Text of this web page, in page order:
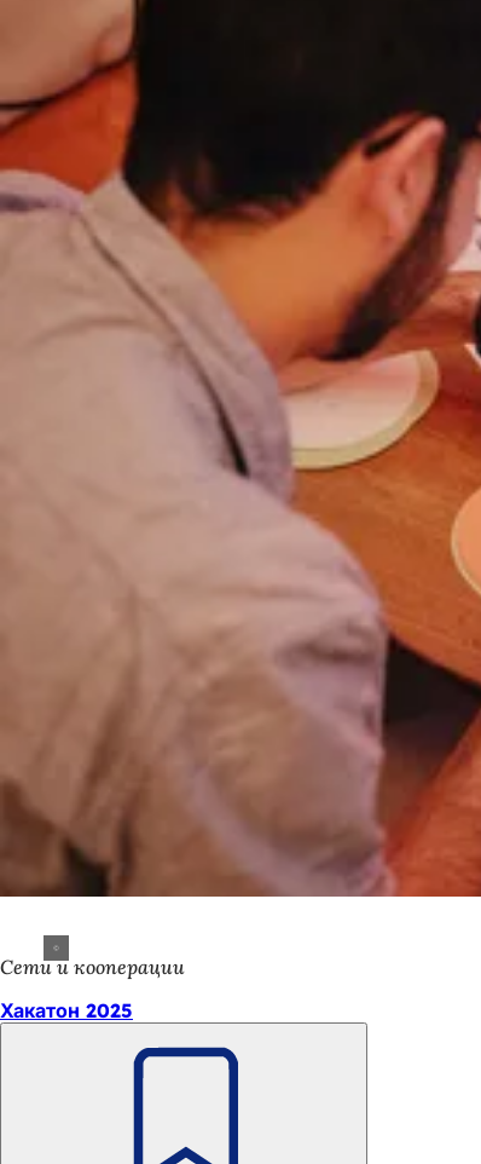
Сети и кооперации
Хакатон 2025